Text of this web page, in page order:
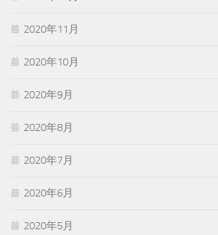
2020年11月
2020年10月
2020年9月
2020年8月
2020年7月
2020年6月
2020年5月